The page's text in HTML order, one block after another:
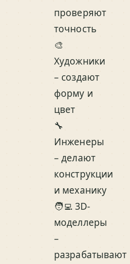
проверяют
точность
🎨
Художники
– создают
форму и
цвет
🔧
Инженеры
– делают
конструкции
и механику
🧑‍💻 3D-
моделлеры
–
разрабатывают